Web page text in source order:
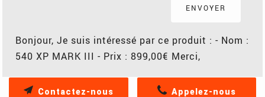
Bonjour, Je suis intéressé par ce produit : - Nom :
540 XP MARK III - Prix : 899,00€ Merci,
Appelez-nous
Contactez-nous